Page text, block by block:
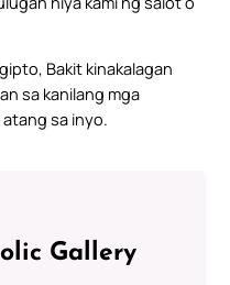
Bakit kinakalagan
sa kanilang mga
sa inyo.
Gallery